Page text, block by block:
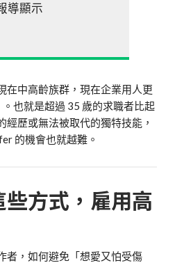
導顯示
在中高齡族群，現在企業用人更
也就是超過 35 歲的求職者比起
經歷或無法被取代的獨特技能，
的機會也就越難。
方式，雇用高
者，如何避免「想愛又怕受傷